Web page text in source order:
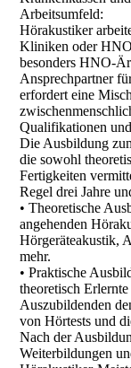
Arbeitsumfeld:
Hörakustiker
Kliniken oder
besonders HNO-
Ansprechpartner
erfordert eine
Qualifikationen
Die Ausbildung
die sowohl
Fertigkeiten
Regel drei Jahre
• Theoretische
angehenden
Hörgeräteakustik,
mehr.
• Praktische
theoretisch
Auszubildenden
von Hörtests und
Nach der
Weiterbildungen